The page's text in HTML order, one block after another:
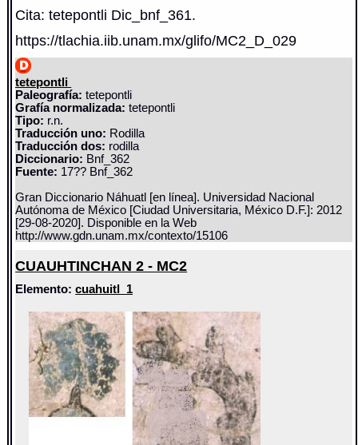
Cita: tetepontli Dic_bnf_361.
https://tlachia.iib.unam.mx/glifo/MC2_D_029
tetepontli
Paleografía: tetepontli
Grafía normalizada: tetepontli
Tipo: r.n.
Traducción uno: Rodilla
Traducción dos: rodilla
Diccionario: Bnf_362
Fuente: 17?? Bnf_362
Gran Diccionario Náhuatl [en línea]. Universidad Nacional
Autónoma de México [Ciudad Universitaria, México D.F.]: 2012
[29-08-2020]. Disponible en la Web
http://www.gdn.unam.mx/contexto/15106
CUAUHTINCHAN 2 - MC2
Elemento:cuahuitl_1